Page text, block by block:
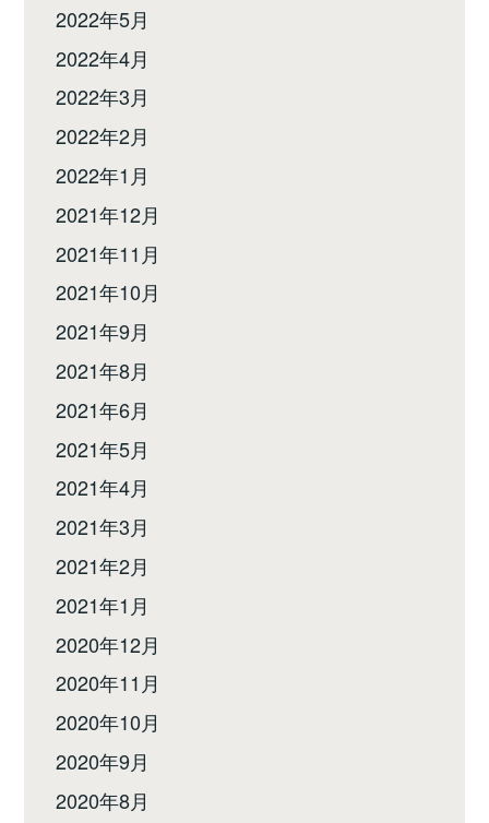
2022年5月
2022年4月
2022年3月
2022年2月
2022年1月
2021年12月
2021年11月
2021年10月
2021年9月
2021年8月
2021年6月
2021年5月
2021年4月
2021年3月
2021年2月
2021年1月
2020年12月
2020年11月
2020年10月
2020年9月
2020年8月